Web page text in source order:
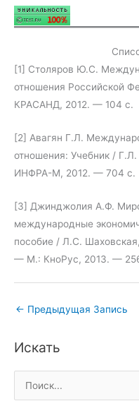
[1] Столяров Ю.С.
отношения Российской
КРАСАНД, 2012. — 104 c.
[2] Авагян Г.Л.
отношения: Учебник /
ИНФРА-М, 2012. — 704 c.
[3] Джинджолия А.Ф.
международные
пособие / Л.С.
— М.: КноРус, 2013. —
← Предыдущая Запись
Искать
о